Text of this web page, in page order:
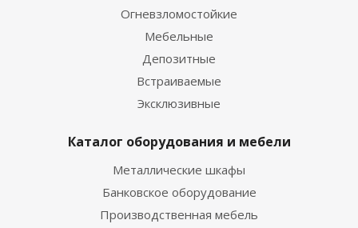
Огневзломостойкие
Мебельные
Депозитные
Встраиваемые
Эксклюзивные
Каталог оборудования и мебели
Металлические шкафы
Банковское оборудование
Производственная мебель